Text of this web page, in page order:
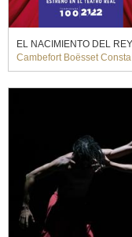
Cambefort Boësset Constantin, Lambert Cavalli Luigi Rossi